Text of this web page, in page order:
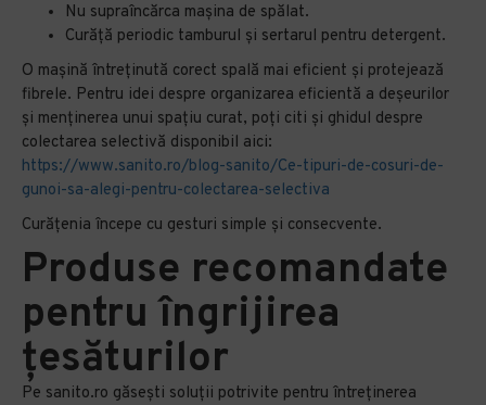
Nu supraîncărca mașina de spălat.
Curăță periodic tamburul și sertarul pentru detergent.
O mașină întreținută corect spală mai eficient și protejează
fibrele. Pentru idei despre organizarea eficientă a deșeurilor
și menținerea unui spațiu curat, poți citi și ghidul despre
colectarea selectivă disponibil aici:
https://www.sanito.ro/blog-sanito/Ce-tipuri-de-cosuri-de-
gunoi-sa-alegi-pentru-colectarea-selectiva
Curățenia începe cu gesturi simple și consecvente.
Produse recomandate
pentru îngrijirea
țesăturilor
Pe sanito.ro găsești soluții potrivite pentru întreținerea